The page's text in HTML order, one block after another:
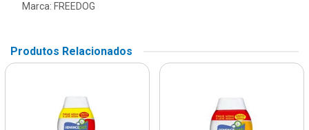
Marca: FREEDOG
Produtos Relacionados